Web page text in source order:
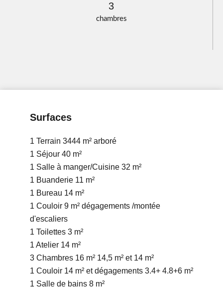
chambres
3
Surfaces
1 Terrain 3444 m² arboré
1 Séjour 40 m²
1 Salle à manger/Cuisine 32 m²
1 Buanderie 11 m²
1 Bureau 14 m²
1 Couloir 9 m² dégagements /montée
d'escaliers
1 Toilettes 3 m²
1 Atelier 14 m²
3 Chambres 16 m² 14,5 m² et 14 m²
1 Couloir 14 m² et dégagements 3.4+ 4.8+6 m²
1 Salle de bains 8 m²